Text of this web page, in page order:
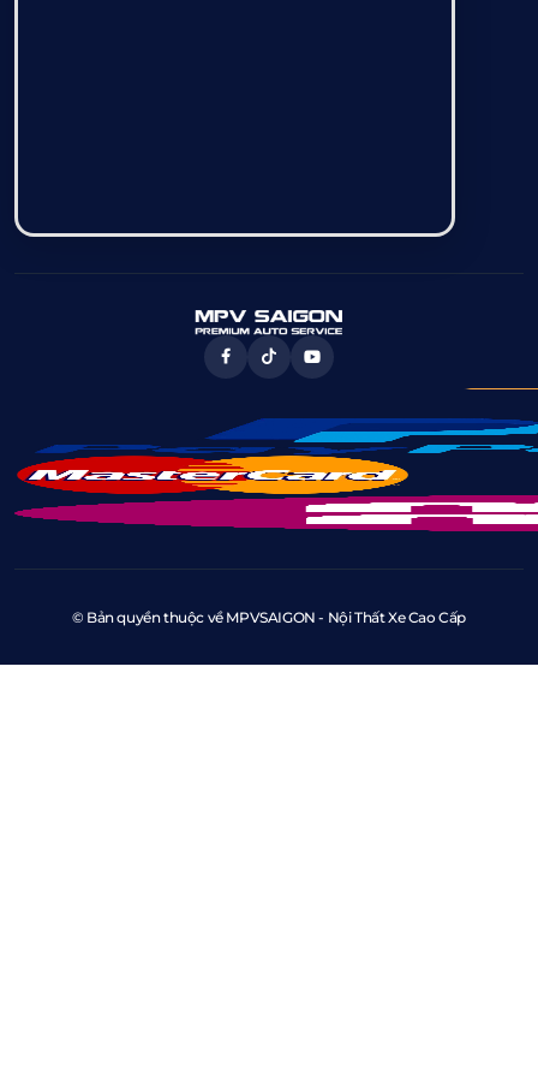
© Bản quyền thuộc về MPVSAIGON - Nội Thất Xe Cao Cấp